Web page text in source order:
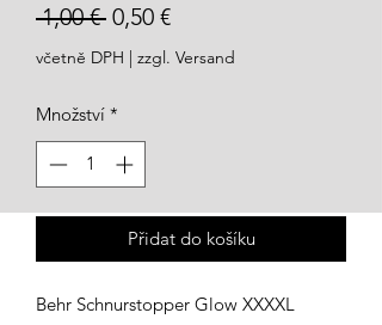
1,00 € Běžná
cena
0,50 €Zvýhodněná
cena
včetně DPH | zzgl. Versand
Množství *
Přidat do košíku
Behr Schnurstopper Glow XXXXL